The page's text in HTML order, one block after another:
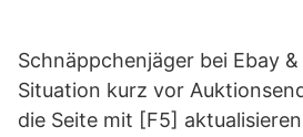
Schnäppchenjäger bei Ebay
Situation kurz vor
die Seite mit [F5]